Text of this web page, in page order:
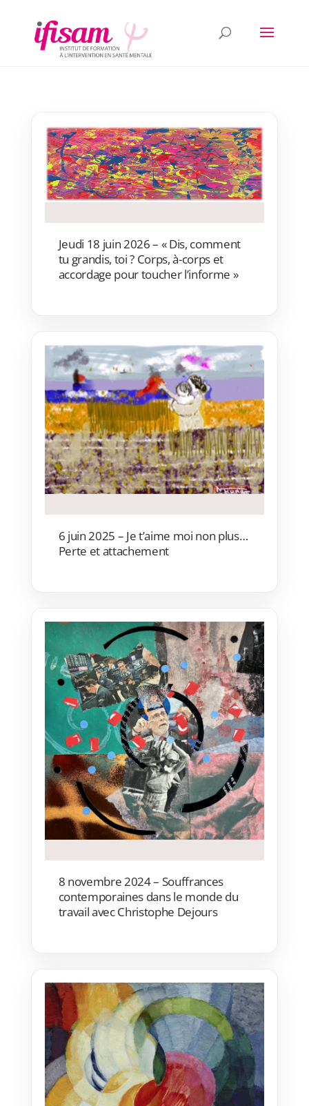
Jeudi 18 juin 2026 – « Dis, comment
tu grandis, toi ? Corps, à-corps et
accordage pour toucher l’informe »
6 juin 2025 – Je t’aime moi non plus…
Perte et attachement
8 novembre 2024 – Souffrances
contemporaines dans le monde du
travail avec Christophe Dejours